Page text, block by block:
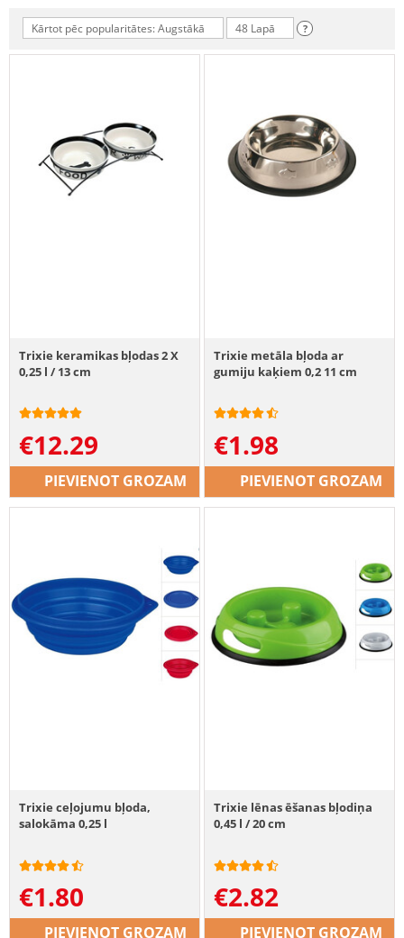
Kārtot pēc popularitātes: Augstākā 48 Lapā ?
Trixie keramikas bļodas 2 X
0,25 l / 13 cm
€12.29
PIEVIENOT GROZAM
Trixie metāla bļoda ar
gumiju kaķiem 0,2 11 cm
€1.98
PIEVIENOT GROZAM
Trixie ceļojumu bļoda,
salokāma 0,25 l
€1.80
PIEVIENOT GROZAM
Trixie lēnas ēšanas bļodiņa
0,45 l / 20 cm
€2.82
PIEVIENOT GROZAM